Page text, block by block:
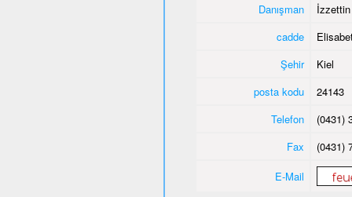
Danışman
cadde
Şehir
Kiel
posta kodu
24143
Telefon
(0431)
Fax
(0431)
E-Mail